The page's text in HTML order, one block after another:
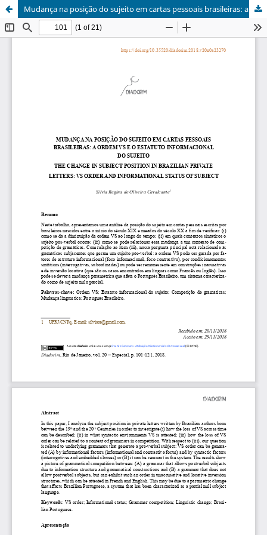
Mudança na posição do sujeito em cartas pessoais brasileiras: a ordem VS e o estatuto informacional do sujeito